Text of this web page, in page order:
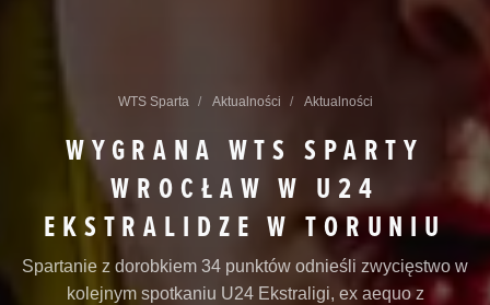
WTS Sparta Aktualności Aktualności
WYGRANA WTS SPARTY
WROCŁAW W U24
EKSTRALIDZE W TORUNIU
Spartanie z dorobkiem 34 punktów odnieśli zwycięstwo w
kolejnym spotkaniu U24 Ekstraligi, ex aequo z